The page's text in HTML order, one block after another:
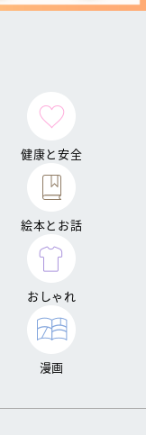
健康と安全
絵本とお話
おしゃれ
漫画